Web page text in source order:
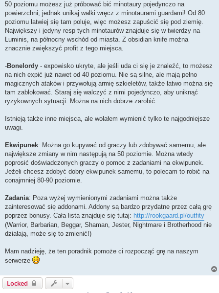
50 poziomu możesz już próbować bić minotaury pojedynczo na
powierzchni, jednak unikaj walki wręcz z minotaurami guardami! Od 80
poziomu łatwiej się tam poluje, więc możesz zapuścić się pod ziemię.
Największy i jedyny resp tych minotaurów znajduje się w twierdzy na
Luminis, na północny wschód od miasta. Z obsidian knife można
znacznie zwiększyć profit z tego miejsca.
-Bonelordy - expowisko ukryte, ale jeśli uda ci się je znaleźć, to możesz
na nich expić już nawet od 40 poziomu. Nie są silne, ale mają pełno
magicznych ataków i przywołują armię szkieletów, także łatwo można się
tam zablokować. Staraj się walczyć z nimi pojedynczo, aby uniknąć
ryzykownych sytuacji. Można na nich dobrze zarobić.
Istnieją także inne miejsca, ale wolałem wymienić tylko te najgodniejsze
uwagi.
Ekwipunek: Można go kupywać od graczy lub zdobywać samemu, ale
największe zmiany w nim następują na 50 poziomie. Można wtedy
poprosić doświadczonych graczy o pomoc z zadaniami na ekwipunek.
Jeżeli chcesz zdobyć dobry ekwipunek samemu, to polecam to robić na
conajmniej 80-90 poziomie.
Zadania: Poza wyżej wymienionymi zadaniami można także
zainteresować się addonami. Addony są bardzo przydatne przez całą grę
poprzez bonusy. Cała lista znajduje się tutaj: http://rookgaard.pl/outfity
(Warrior, Barbarian, Beggar, Shaman, Jester, Nightmare i Brotherhood nie
działają, może się to zmienić!)
Mam nadzieję, że ten poradnik pomoże ci rozpocząć grę na naszym
serwerze
Locked